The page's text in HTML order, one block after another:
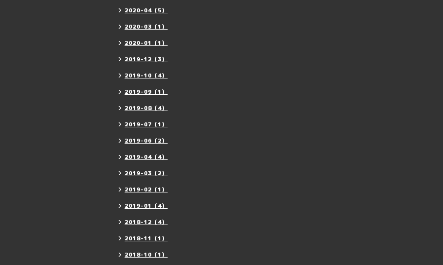
2020-04（5）
2020-03（1）
2020-01（1）
2019-12（3）
2019-10（4）
2019-09（1）
2019-08（4）
2019-07（1）
2019-06（2）
2019-04（4）
2019-03（2）
2019-02（1）
2019-01（4）
2018-12（4）
2018-11（1）
2018-10（1）